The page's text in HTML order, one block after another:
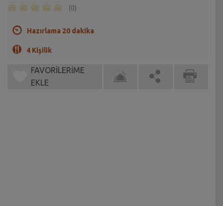
(0)
Hazırlama 20 dakika
4 Kişilik
FAVORİLERİME
EKLE